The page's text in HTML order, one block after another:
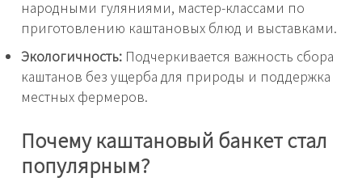
народными гуляниями, мастер-классами по
приготовлению каштановых блюд и выставками.
Экологичность: Подчеркивается важность сбора
каштанов без ущерба для природы и поддержка
местных фермеров.
Почему каштановый банкет стал
популярным?